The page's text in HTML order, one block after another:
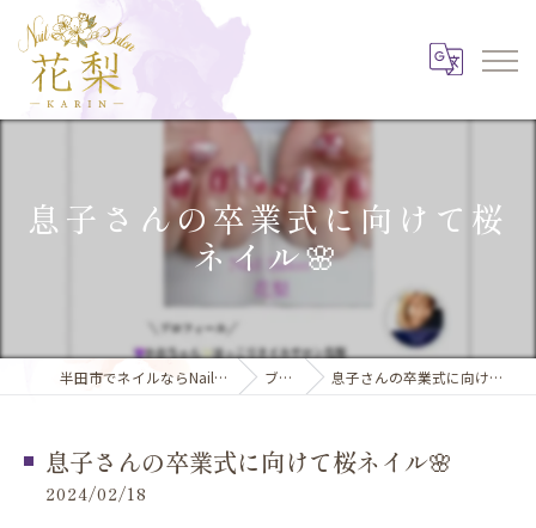
息子さんの卒業式に向けて桜
ネイル🌸
半田市でネイルならNail Salon 花梨 ブログ 息子さんの卒業式に向けて桜ネイル🌸
息子さんの卒業式に向けて桜ネイル🌸
2024/02/18